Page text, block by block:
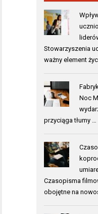
Stowarzyszenia
ważny element
Noc
przyciąga tłumy …
Czasopisma
obojętne na